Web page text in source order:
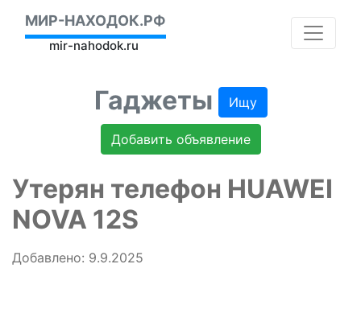
МИР-НАХОДОК.РФ
mir-nahodok.ru
Гаджеты Ищу
Добавить объявление
Утерян телефон HUAWEI
NOVA 12S
Добавлено: 9.9.2025